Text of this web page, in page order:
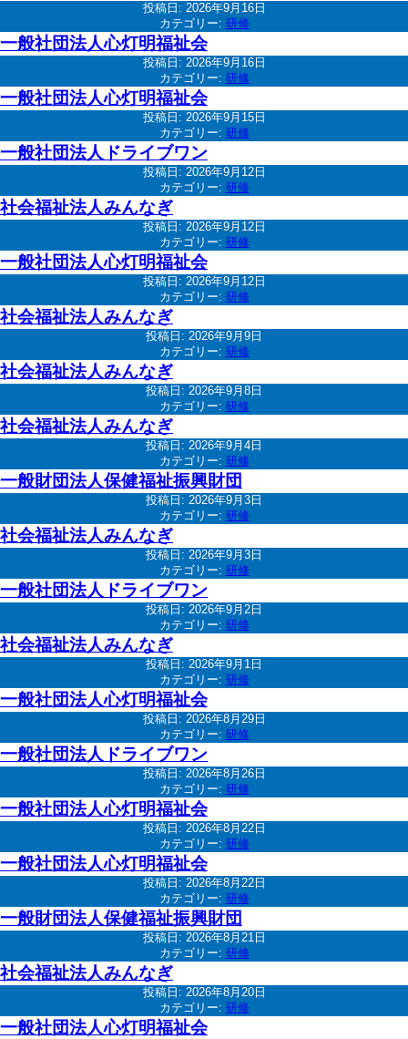
投稿日: 2026年9月16日
カテゴリー: 研修
一般社団法人心灯明福祉会
投稿日: 2026年9月16日
カテゴリー: 研修
一般社団法人心灯明福祉会
投稿日: 2026年9月15日
カテゴリー: 研修
一般社団法人ドライブワン
投稿日: 2026年9月12日
カテゴリー: 研修
社会福祉法人みんなぎ
投稿日: 2026年9月12日
カテゴリー: 研修
一般社団法人心灯明福祉会
投稿日: 2026年9月12日
カテゴリー: 研修
社会福祉法人みんなぎ
投稿日: 2026年9月9日
カテゴリー: 研修
社会福祉法人みんなぎ
投稿日: 2026年9月8日
カテゴリー: 研修
社会福祉法人みんなぎ
投稿日: 2026年9月4日
カテゴリー: 研修
一般財団法人保健福祉振興財団
投稿日: 2026年9月3日
カテゴリー: 研修
社会福祉法人みんなぎ
投稿日: 2026年9月3日
カテゴリー: 研修
一般社団法人ドライブワン
投稿日: 2026年9月2日
カテゴリー: 研修
社会福祉法人みんなぎ
投稿日: 2026年9月1日
カテゴリー: 研修
一般社団法人心灯明福祉会
投稿日: 2026年8月29日
カテゴリー: 研修
一般社団法人ドライブワン
投稿日: 2026年8月26日
カテゴリー: 研修
一般社団法人心灯明福祉会
投稿日: 2026年8月22日
カテゴリー: 研修
一般社団法人心灯明福祉会
投稿日: 2026年8月22日
カテゴリー: 研修
一般財団法人保健福祉振興財団
投稿日: 2026年8月21日
カテゴリー: 研修
社会福祉法人みんなぎ
投稿日: 2026年8月20日
カテゴリー: 研修
一般社団法人心灯明福祉会